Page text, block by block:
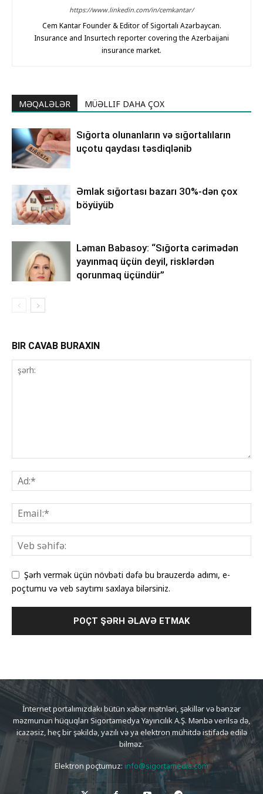
https://www.linkedin.com/in/cemkantar/
Cem Kantar Founder & Editor of Sigortalı Azərbaycan.
Insurance and Insurtech reporter covering the Azerbaijani
insurance market.
MƏQALƏLƏR MÜƏLLIF DAHA ÇOX
Sığorta olunanların və sığortalıların
uçotu qaydası təsdiqlənib
Əmlak sığortası bazarı 30%-dən çox
böyüyüb
Ləman Babasoy: “Sığorta cərimədən
yayınmaq üçün deyil, risklərdən
qorunmaq üçündür”
BIR CAVAB BURAXIN
Şərh vermək üçün növbəti dəfə bu brauzerdə adımı, e-
poçtumu və veb saytımı saxlaya bilərsiniz.
İnternet portalımızdakı bütün xəbər mətnləri, şəkillər və bənzər
məzmunun hüquqları Sigortamedya Yayıncılık A.Ş. Mənbə verilsə də,
icazəsiz, heç bir şəkildə, yazılı və ya elektron mühitdə istifadə edilə
bilməz.
Elektron poçtumuz: info@sigortamedia.com